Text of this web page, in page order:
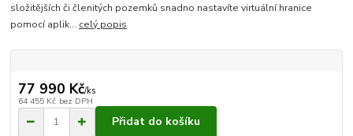
složitějších či členitých pozemků snadno nastavíte virtuální hranice
pomocí aplik... celý popis
77 990 Kč/ks
64 455 Kč bez DPH
Přidat do košíku